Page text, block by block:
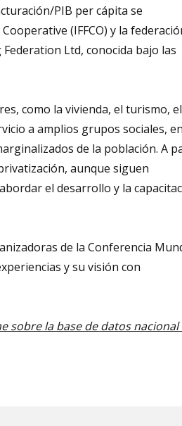
PIB per cápita se
(IFFCO) y la
Ltd, conocida bajo las
como la vivienda, el turismo, el
a amplios grupos sociales,
de la población. A
aunque siguen
el desarrollo y la
de la Conferencia
y su visión con
sobre la base de datos nacional